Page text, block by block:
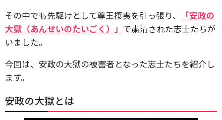
その中でも先駆けとして尊王攘夷を引っ張り、
「安政の
大獄（あんせいのたいごく）」 で粛清された志士たちが
いました。
今回は、安政の大獄の被害者となった志士たちを紹介し
ます。
安政の大獄とは